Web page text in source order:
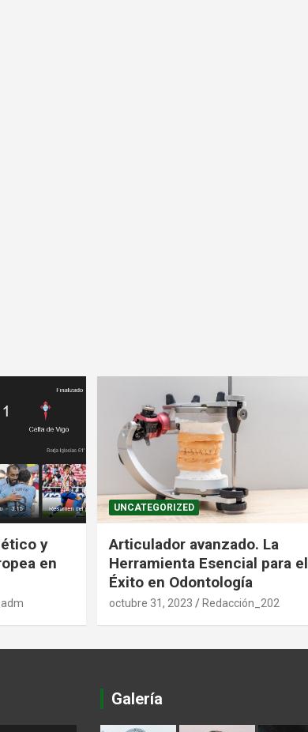
y
en
UNCATEGORIZED
Articulador avanzado. La
Herramienta Esencial para el
Éxito en Odontología
octubre 31, 2023 Redacción_202
Galería